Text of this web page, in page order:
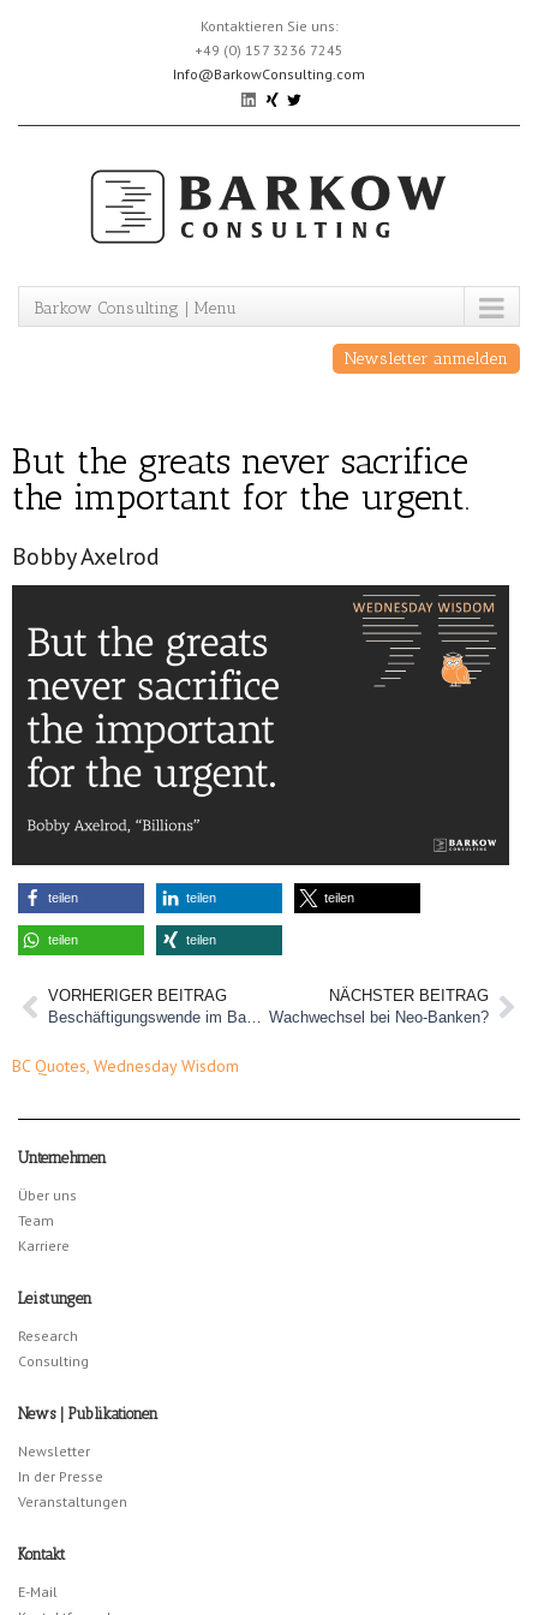
Kontaktieren Sie uns:
+49 (0) 157 3236 7245
Info@BarkowConsulting.com
Barkow Consulting | Menu
Newsletter anmelden
But the greats never sacrifice
the important for the urgent.
Bobby Axelrod
teilen teilen teilen
teilen teilen
VORHERIGER BEITRAG
Beschäftigungswende im Banking
NÄCHSTER BEITRAG
Wachwechsel bei Neo-Banken?
BC Quotes, Wednesday Wisdom
Unternehmen
Über uns
Team
Karriere
Leistungen
Research
Consulting
News | Publikationen
Newsletter
In der Presse
Veranstaltungen
Kontakt
E-Mail